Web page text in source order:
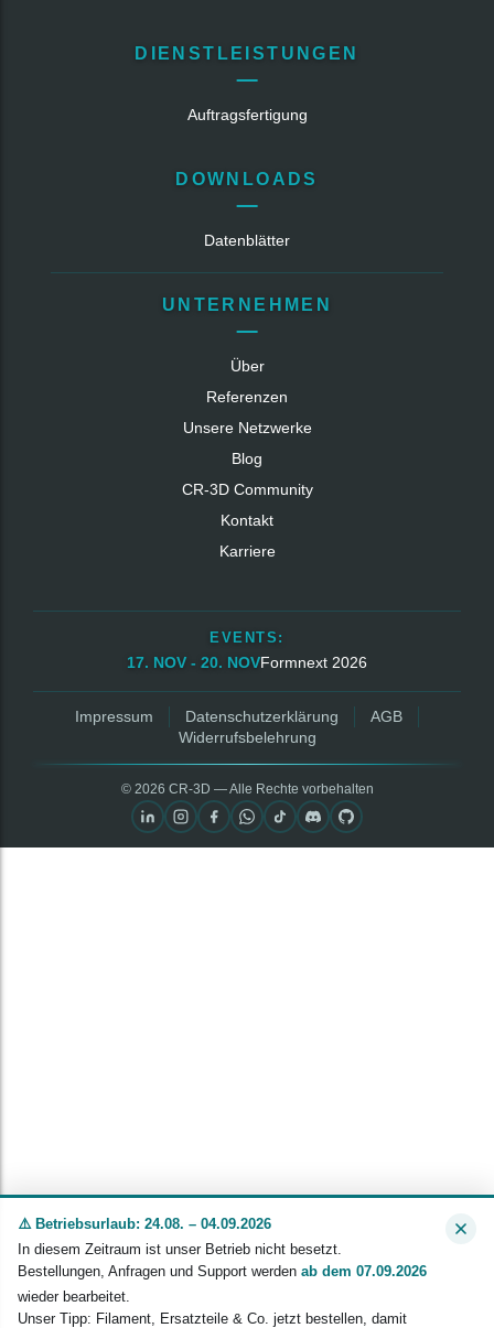
DIENSTLEISTUNGEN
Auftragsfertigung
DOWNLOADS
Datenblätter
UNTERNEHMEN
Über
Referenzen
Unsere Netzwerke
Blog
CR‑3D Community
Kontakt
Karriere
EVENTS:
17. NOV - 20. NOVFormnext 2026
Impressum Datenschutzerklärung
AGB
Widerrufsbelehrung
© 2026 CR‑3D — Alle Rechte vorbehalten
⚠️ Betriebsurlaub: 24.08. – 04.09.2026
In diesem Zeitraum ist unser Betrieb nicht besetzt.
Bestellungen, Anfragen und Support werden ab dem 07.09.2026
wieder bearbeitet.
Unser Tipp: Filament, Ersatzteile & Co. jetzt bestellen, damit